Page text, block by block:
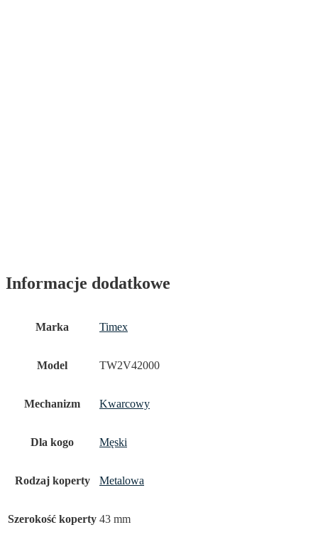
Informacje dodatkowe
Marka Timex
Model TW2V42000
Mechanizm Kwarcowy
Dla kogo Męski
Rodzaj koperty Metalowa
Szerokość koperty 43 mm